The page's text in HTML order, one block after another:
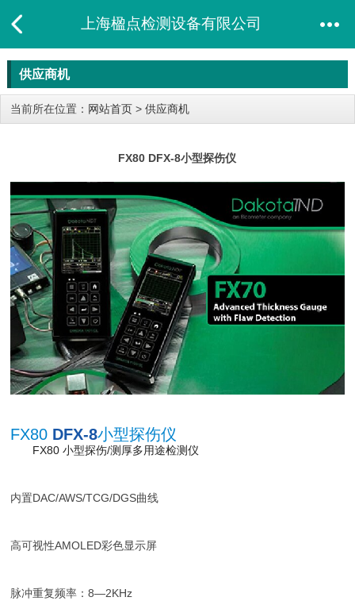
上海楹点检测设备有限公司
供应商机
当前所在位置： 网站首页 > 供应商机
FX80 DFX-8小型探伤仪
FX80 DFX-8小型探伤仪
FX80 小型探伤/测厚多用途检测仪
内置DAC/AWS/TCG/DGS曲线
高可视性AMOLED彩色显示屏
脉冲重复频率：8—2KHz